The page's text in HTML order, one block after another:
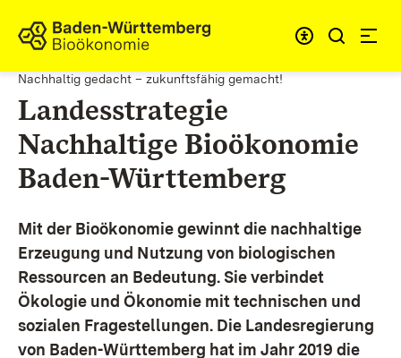
Zum Inhalt springen
Link zur Startseite
Nachhaltig gedacht – zukunftsfähig gemacht!
Landesstrategie
Nachhaltige Bioökonomie
Baden-Württemberg
Mit der Bioökonomie gewinnt die nachhaltige
Erzeugung und Nutzung von biologischen
Ressourcen an Bedeutung. Sie verbindet
Ökologie und Ökonomie mit technischen und
sozialen Fragestellungen. Die Landesregierung
von Baden-Württemberg hat im Jahr 2019 die